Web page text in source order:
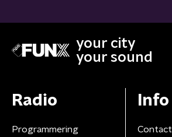
your city
your sound
Radio
Programmering
Info
Contact